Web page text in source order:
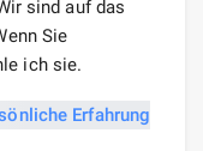
sind auf das
Sie
ich sie.